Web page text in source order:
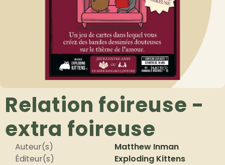
Relation foireuse -
extra foireuse
Auteur(s)
Matthew Inman
Éditeur(s)
Exploding Kittens